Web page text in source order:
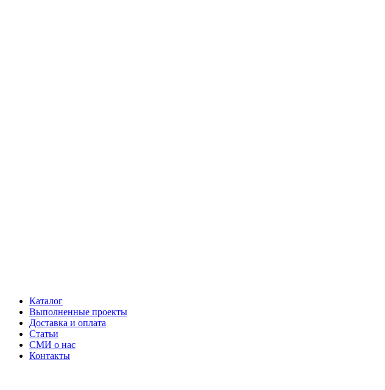
Каталог
Выполненные проекты
Доставка и оплата
Статьи
СМИ о нас
Контакты